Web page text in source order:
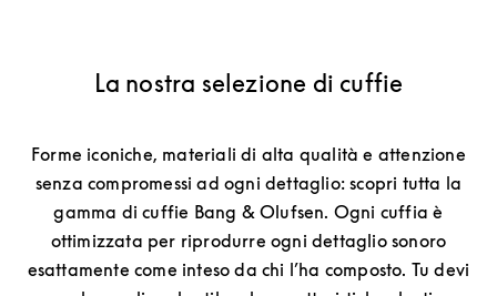
La nostra selezione di cuffie
Forme iconiche, materiali di alta qualità e attenzione
senza compromessi ad ogni dettaglio: scopri tutta la
gamma di cuffie Bang & Olufsen. Ogni cuffia è
ottimizzata per riprodurre ogni dettaglio sonoro
esattamente come inteso da chi l’ha composto. Tu devi